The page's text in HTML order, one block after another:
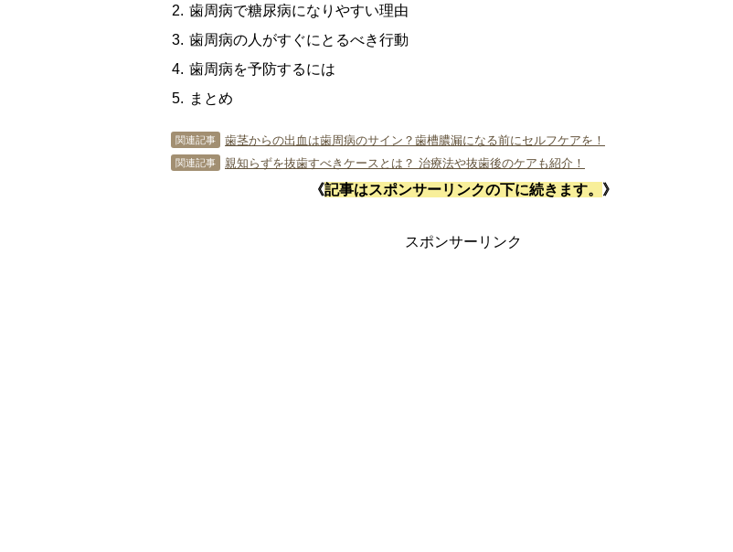
歯周病で糖尿病になりやすい理由
歯周病の人がすぐにとるべき行動
歯周病を予防するには
まとめ
関連記事 歯茎からの出血は歯周病のサイン？歯槽膿漏になる前にセルフケアを！
関連記事 親知らずを抜歯すべきケースとは？ 治療法や抜歯後のケアも紹介！
《記事はスポンサーリンクの下に続きます。 》
スポンサーリンク